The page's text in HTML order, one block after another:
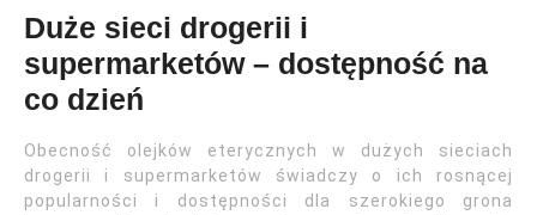
Duże sieci drogerii i
supermarketów – dostępność na
co dzień
Obecność olejków eterycznych w dużych sieciach
drogerii i supermarketów świadczy o ich rosnącej
popularności i dostępności dla szerokiego grona